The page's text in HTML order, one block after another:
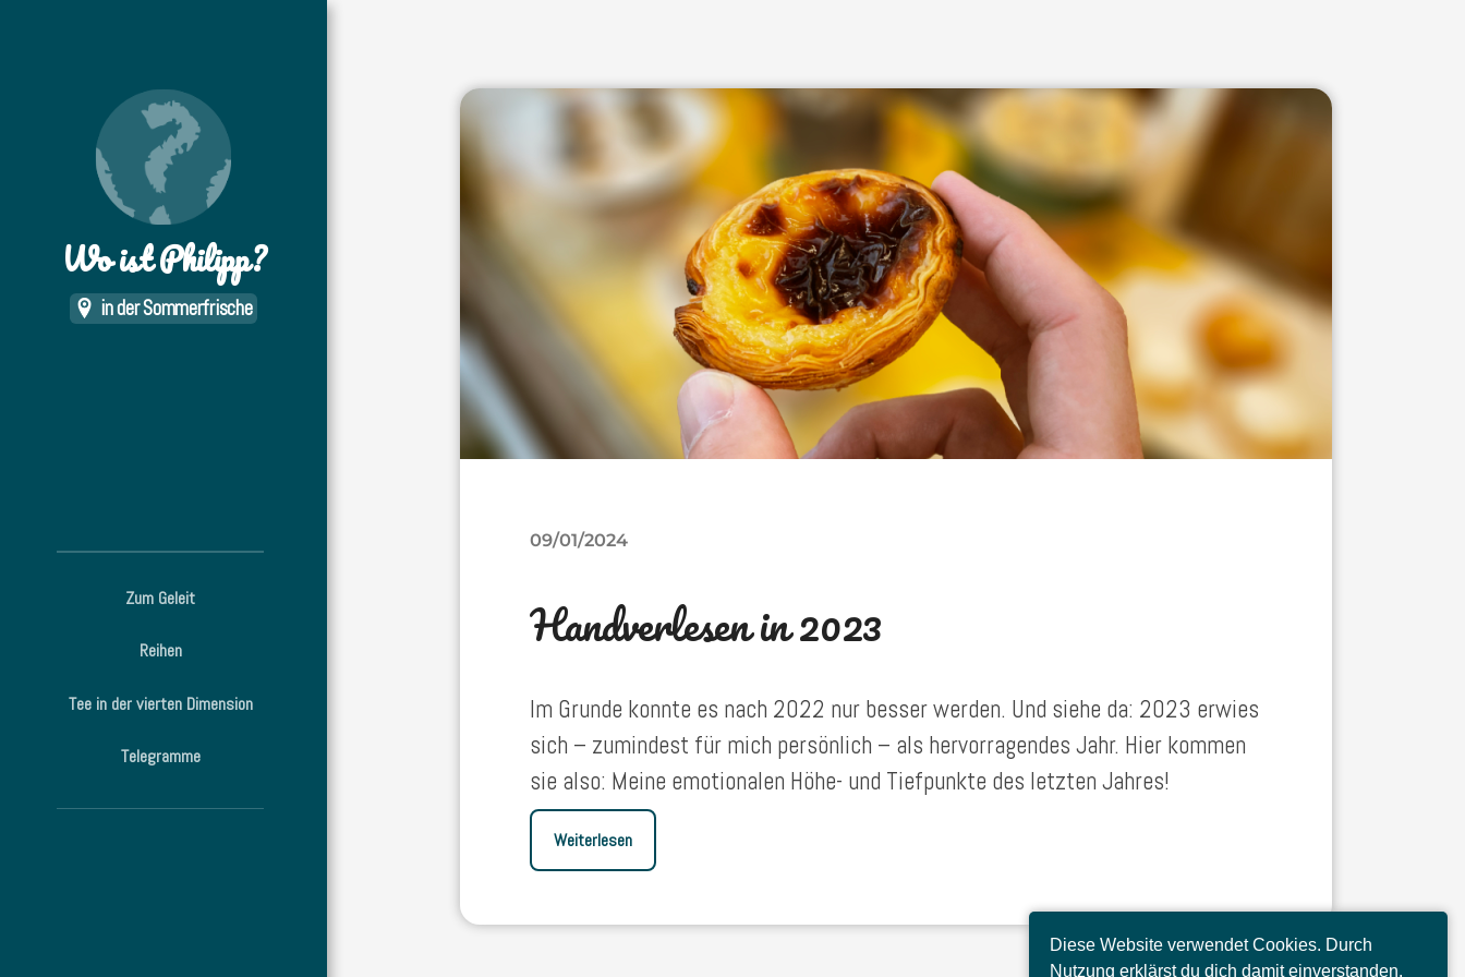
Diese Website verwendet Cookies. Durch
Nutzung erklärst du dich damit einverstanden.
Wo ist Philipp?
in der Sommerfrische
Zum Geleit
Reihen
Tee in der vierten Dimension
Telegramme
09/01/2024
Handverlesen in 2023
Im Grunde konnte es nach 2022 nur besser werden. Und siehe da: 2023 erwies
sich – zumindest für mich persönlich – als hervorragendes Jahr. Hier kommen
sie also: Meine emotionalen Höhe- und Tiefpunkte des letzten Jahres!
Weiterlesen